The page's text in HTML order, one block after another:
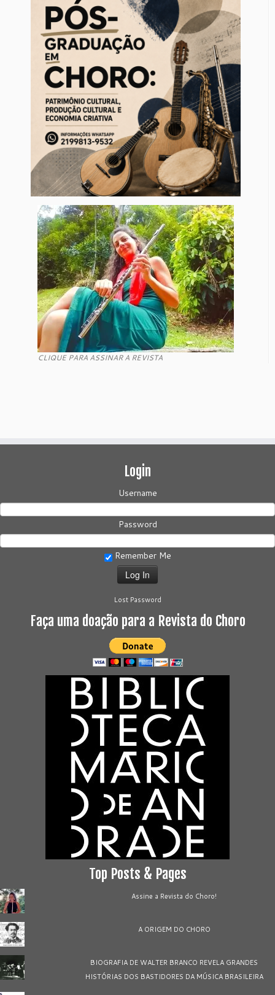
CLIQUE PARA ASSINAR A REVISTA
Login
Username
Password
Remember Me
Lost Password
Faça uma doação para a Revista do Choro
Top Posts & Pages
Assine a Revista do Choro!
A ORIGEM DO CHORO
BIOGRAFIA DE WALTER BRANCO REVELA GRANDES
HISTÓRIAS DOS BASTIDORES DA MÚSICA BRASILEIRA